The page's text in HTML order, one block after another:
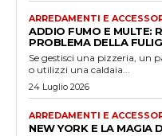
ARREDAMENTI E
ADDIO FUMO E MULTE:
PROBLEMA DELLA
Se gestisci una pizzeria, un
o utilizzi una caldaia...
24 Luglio 2026
ARREDAMENTI E
NEW YORK E LA MAGIA